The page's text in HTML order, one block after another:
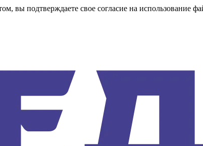
вы подтверждаете свое согласие на использование